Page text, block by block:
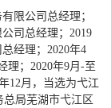
限公司总经理；
司总经理；2019
经理；2020年4
理；2020年9月-至
12月，当选为弋江
总局芜湖市弋江区